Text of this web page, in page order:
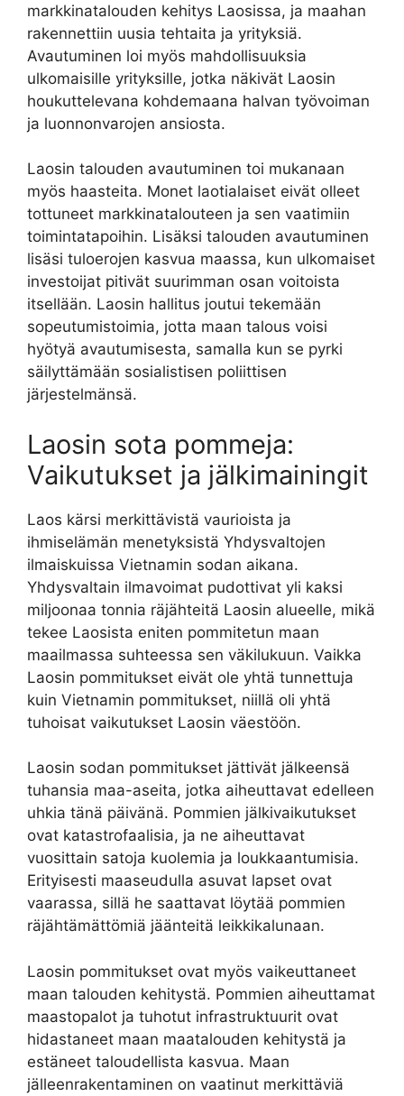
markkinatalouden kehitys Laosissa, ja maahan
rakennettiin uusia tehtaita ja yrityksiä.
Avautuminen loi myös mahdollisuuksia
ulkomaisille yrityksille, jotka näkivät Laosin
houkuttelevana kohdemaana halvan työvoiman
ja luonnonvarojen ansiosta.
Laosin talouden avautuminen toi mukanaan
myös haasteita. Monet laotialaiset eivät olleet
tottuneet markkinatalouteen ja sen vaatimiin
toimintatapoihin. Lisäksi talouden avautuminen
lisäsi tuloerojen kasvua maassa, kun ulkomaiset
investoijat pitivät suurimman osan voitoista
itsellään. Laosin hallitus joutui tekemään
sopeutumistoimia, jotta maan talous voisi
hyötyä avautumisesta, samalla kun se pyrki
säilyttämään sosialistisen poliittisen
järjestelmänsä.
Laosin sota pommeja:
Vaikutukset ja jälkimainingit
Laos kärsi merkittävistä vaurioista ja
ihmiselämän menetyksistä Yhdysvaltojen
ilmaiskuissa Vietnamin sodan aikana.
Yhdysvaltain ilmavoimat pudottivat yli kaksi
miljoonaa tonnia räjähteitä Laosin alueelle, mikä
tekee Laosista eniten pommitetun maan
maailmassa suhteessa sen väkilukuun. Vaikka
Laosin pommitukset eivät ole yhtä tunnettuja
kuin Vietnamin pommitukset, niillä oli yhtä
tuhoisat vaikutukset Laosin väestöön.
Laosin sodan pommitukset jättivät jälkeensä
tuhansia maa-aseita, jotka aiheuttavat edelleen
uhkia tänä päivänä. Pommien jälkivaikutukset
ovat katastrofaalisia, ja ne aiheuttavat
vuosittain satoja kuolemia ja loukkaantumisia.
Erityisesti maaseudulla asuvat lapset ovat
vaarassa, sillä he saattavat löytää pommien
räjähtämättömiä jäänteitä leikkikalunaan.
Laosin pommitukset ovat myös vaikeuttaneet
maan talouden kehitystä. Pommien aiheuttamat
maastopalot ja tuhotut infrastruktuurit ovat
hidastaneet maan maatalouden kehitystä ja
estäneet taloudellista kasvua. Maan
jälleenrakentaminen on vaatinut merkittäviä